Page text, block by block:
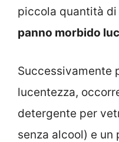
piccola quantità di
panno morbido
Successivamente
lucentezza,
detergente per
senza alcool) e un